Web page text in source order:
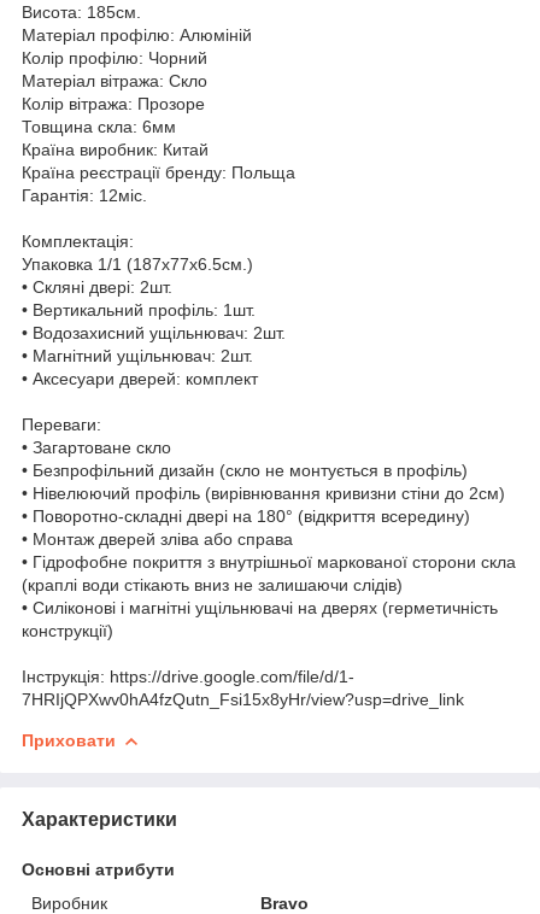
Висота: 185см.
Матеріал профілю: Алюміній
Колір профілю: Чорний
Матеріал вітража: Скло
Колір вітража: Прозоре
Товщина скла: 6мм
Країна виробник: Китай
Країна реєстрації бренду: Польща
Гарантія: 12міс.
Комплектація:
Упаковка 1/1 (187x77x6.5см.)
• Скляні двері: 2шт.
• Вертикальний профіль: 1шт.
• Водозахисний ущільнювач: 2шт.
• Магнітний ущільнювач: 2шт.
• Аксесуари дверей: комплект
Переваги:
• Загартоване скло
• Безпрофільний дизайн (скло не монтується в профіль)
• Нівелюючий профіль (вирівнювання кривизни стіни до 2см)
• Поворотно-складні двері на 180° (відкриття всередину)
• Монтаж дверей зліва або справа
• Гідрофобне покриття з внутрішньої маркованої сторони скла
(краплі води стікають вниз не залишаючи слідів)
• Силіконові і магнітні ущільнювачі на дверях (герметичність
конструкції)
Інструкція: https://drive.google.com/file/d/1-
7HRIjQPXwv0hA4fzQutn_Fsi15x8yHr/view?usp=drive_link
Приховати
Характеристики
Основні атрибути
Виробник
Bravo